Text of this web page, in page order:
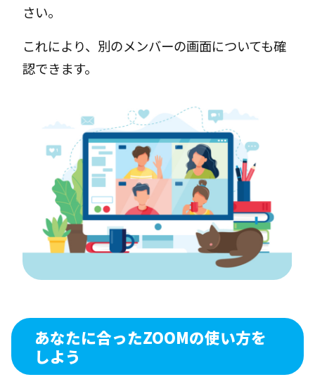
さい。
これにより、別のメンバーの画面についても確
認できます。
あなたに合ったZOOMの使い方を
しよう